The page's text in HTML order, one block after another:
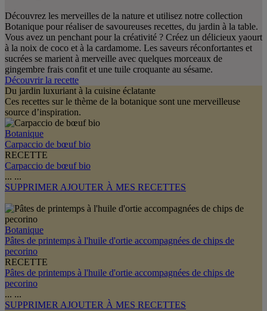
Découvrez les merveilles de la nature et utilisez notre collection
Botanique pour réaliser de savoureuses recettes, du jardin à la table.
Vous avez un penchant pour la créativité ? Créez un délicieux yaourt
à la noix de coco et à la cardamome. Les saveurs réconfortantes et
sucrées se marient à merveille avec quelques morceaux de
gingembre frais confit et une tuile croquante au sésame.
Découvrir la recette
Du jardin luxuriant à la cuisine éclatante
Ces recettes sur le thème de la botanique sont une merveilleuse
source d’inspiration.
Botanique
Carpaccio de bœuf bio
RECETTE
Carpaccio de bœuf bio
... ...
SUPPRIMER AJOUTER À MES RECETTES
Botanique
Pâtes de printemps à l'huile d'ortie accompagnées de chips de
pecorino
RECETTE
Pâtes de printemps à l'huile d'ortie accompagnées de chips de
pecorino
... ...
SUPPRIMER AJOUTER À MES RECETTES